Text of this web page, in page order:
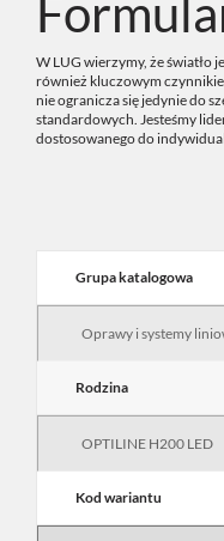
W LUG wierzymy, że światło
również kluczowym
nie ogranicza się jedynie do
standardowych. Jesteśmy
dostosowanego do
Grupa katalogowa
Rodzina
Kod wariantu